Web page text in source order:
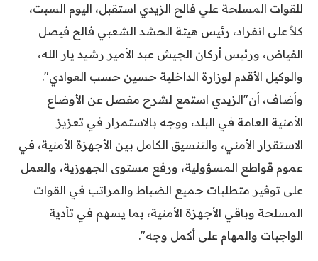
للقوات المسلحة علي فالح الزيدي استقبل، اليوم السبت،
كلاً على انفراد، رئيس هيئة الحشد الشعبي فالح فيصل
الفياض، ورئيس أركان الجيش عبد الأمير رشيد يار الله،
والوكيل الأقدم لوزارة الداخلية حسين حسب العوادي".
وأضاف، أن"الزيدي استمع لشرح مفصل عن الأوضاع
الأمنية العامة في البلد، ووجه بالاستمرار في تعزيز
الاستقرار الأمني، والتنسيق الكامل بين الأجهزة الأمنية، في
عموم قواطع المسؤولية، ورفع مستوى الجهوزية، والعمل
على توفير متطلبات جميع الضباط والمراتب في القوات
المسلحة وباقي الأجهزة الأمنية، بما يسهم في تأدية
الواجبات والمهام على أكمل وجه".